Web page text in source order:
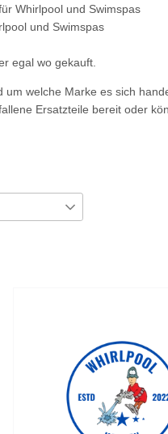
Whirlpool und Swimspas
und Swimspas
egal wo gekauft.
welche Marke es sich
Ersatzteile bereit oder